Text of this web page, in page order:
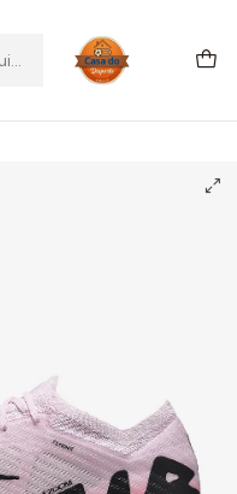
Campo | FG
15 Elite FG